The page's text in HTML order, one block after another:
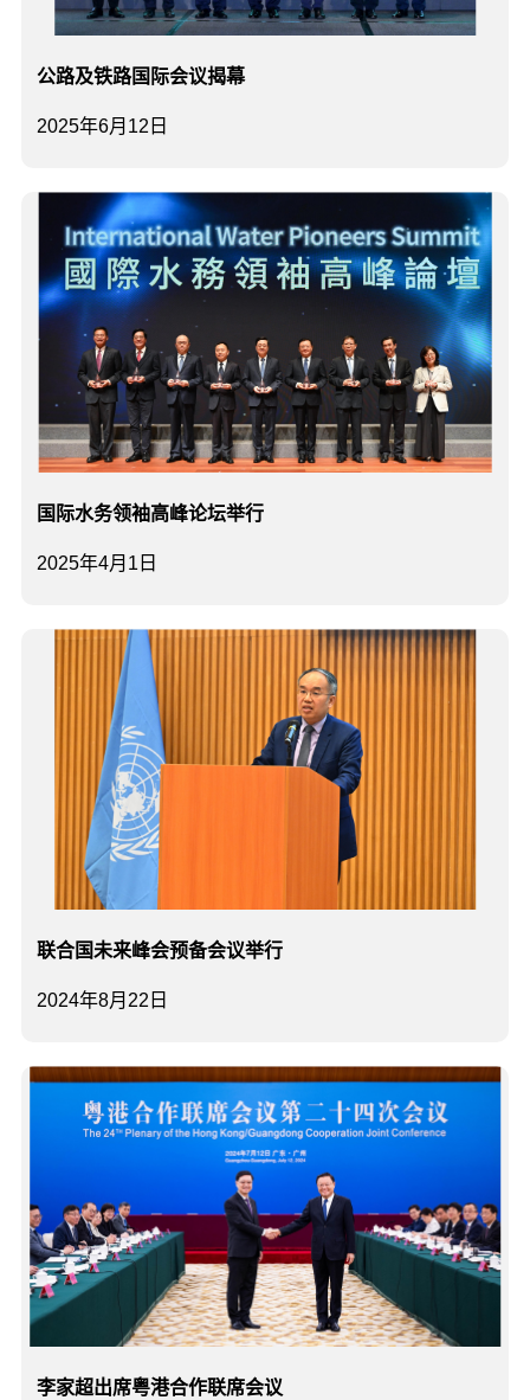
2025年6月12日
公路及铁路国际会议揭幕
2025年4月1日
国际水务领袖高峰论坛举行
2024年8月22日
联合国未来峰会预备会议举行
李家超出席粤港合作联席会议